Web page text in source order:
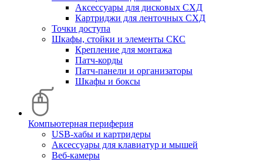
Аксессуары для дисковых СХД
Картриджи для ленточных СХД
Точки доступа
Шкафы, стойки и элементы СКС
Крепление для монтажа
Патч-корды
Патч-панели и организаторы
Шкафы и боксы
Компьютерная периферия
USB-хабы и картридеры
Аксессуары для клавиатур и мышей
Веб-камеры